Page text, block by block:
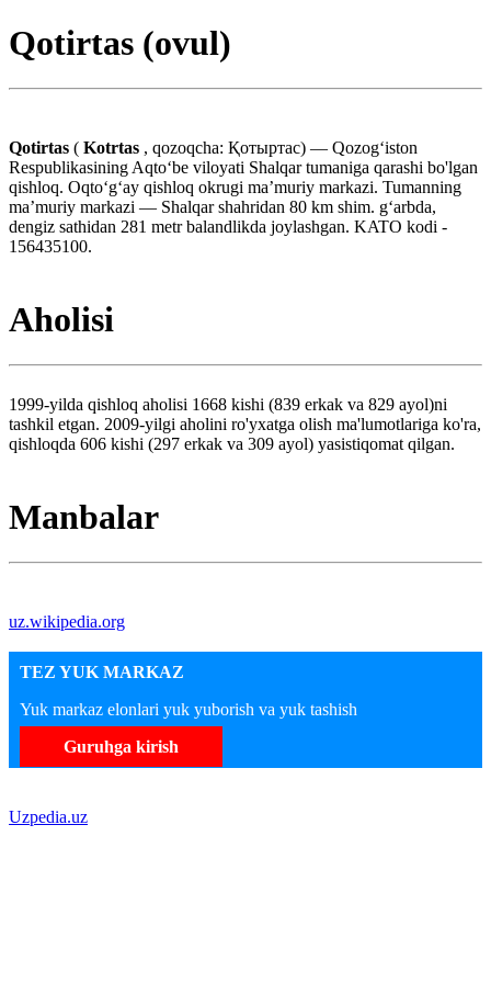
Qotirtas (ovul)
Qotirtas ( Kotrtas , qozoqcha: Қотыртас) — Qozogʻiston
Respublikasining Aqtoʻbe viloyati Shalqar tumaniga qarashi bo'lgan
qishloq. Oqtoʻgʻay qishloq okrugi maʼmuriy markazi. Tumanning
maʼmuriy markazi — Shalqar shahridan 80 km shim. gʻarbda,
dengiz sathidan 281 metr balandlikda joylashgan. KATO kodi -
156435100.
Aholisi
1999-yilda qishloq aholisi 1668 kishi (839 erkak va 829 ayol)ni
tashkil etgan. 2009-yilgi aholini ro'yxatga olish ma'lumotlariga ko'ra,
qishloqda 606 kishi (297 erkak va 309 ayol) yasistiqomat qilgan.
Manbalar
uz.wikipedia.org
TEZ YUK MARKAZ
Yuk markaz elonlari yuk yuborish va yuk tashish
Guruhga kirish
Uzpedia.uz